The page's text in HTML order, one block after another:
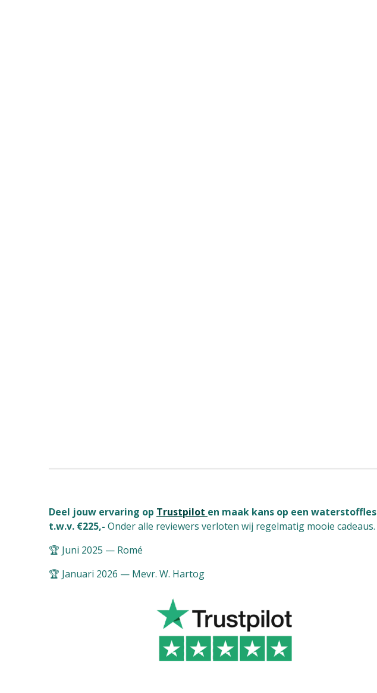
Deel jouw ervaring op Trustpilot en maak kans op een waterstoffles
t.w.v. €225,- Onder alle reviewers verloten wij regelmatig mooie cadeaus.
🏆 Juni 2025 — Romé
🏆 Januari 2026 — Mevr. W. Hartog